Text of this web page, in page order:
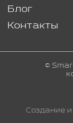
Блог
Контакты
©
Создание